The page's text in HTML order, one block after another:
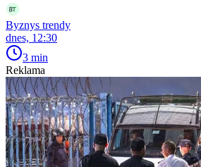
Byznys trendy
dnes, 12:30
3 min
Reklama